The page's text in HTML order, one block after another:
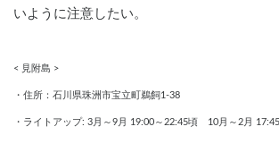
いように注意したい。
< 見附島 >
・住所：石川県珠洲市宝立町鵜飼1-38
・ライトアップ: 3月～9月 19:00～22:45頃　10月～2月